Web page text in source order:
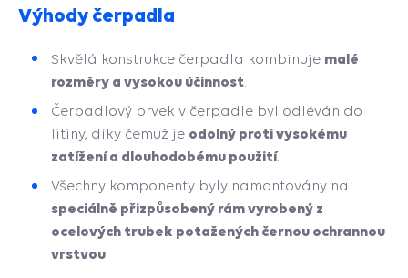
Výhody čerpadla
Skvělá konstrukce čerpadla kombinuje malé
rozměry a vysokou účinnost
Čerpadlový prvek v čerpadle byl odléván do
litiny, díky čemuž je odolný proti vysokému
zatížení a dlouhodobému použití.
Všechny komponenty byly namontovány na
speciálně přizpůsobený rám vyrobený z
ocelových trubek potažených černou ochrannou
vrstvou